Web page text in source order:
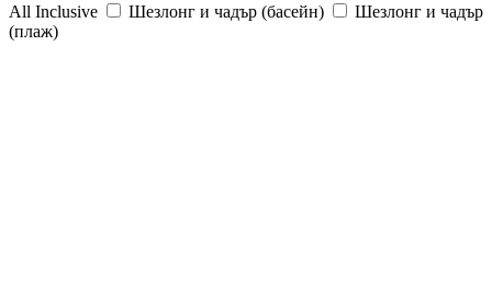
All Inclusive
Шезлонг и чадър (басейн)
Шезлонг и чадър
(плаж)